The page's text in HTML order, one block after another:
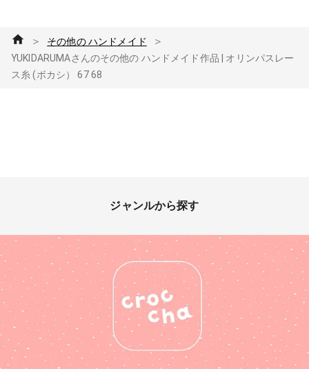
＞ その他の ハンドメイド ＞
YUKIDARUMAさんのその他の ハンドメイド作品 | オリンパスレー
ス糸 (ボカシ） 67 68
ジャンルから探す